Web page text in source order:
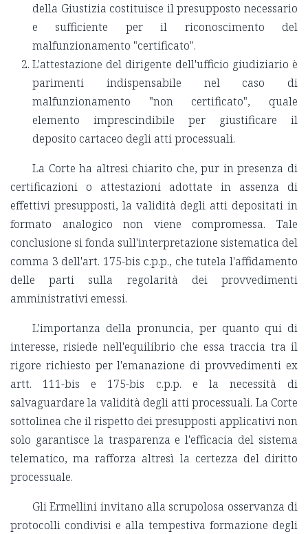
della Giustizia costituisce il presupposto necessario
e sufficiente per il riconoscimento del
malfunzionamento "certificato".
L'attestazione del dirigente dell'ufficio giudiziario è
parimenti indispensabile nel caso di
malfunzionamento "non certificato", quale
elemento imprescindibile per giustificare il
deposito cartaceo degli atti processuali.
La Corte ha altresì chiarito che, pur in presenza di
certificazioni o attestazioni adottate in assenza di
effettivi presupposti, la validità degli atti depositati in
formato analogico non viene compromessa. Tale
conclusione si fonda sull'interpretazione sistematica del
comma 3 dell'art. 175-bis c.p.p., che tutela l'affidamento
delle parti sulla regolarità dei provvedimenti
amministrativi emessi.
L'importanza della pronuncia, per quanto qui di
interesse, risiede nell'equilibrio che essa traccia tra il
rigore richiesto per l'emanazione di provvedimenti ex
artt. 111-bis e 175-bis c.p.p. e la necessità di
salvaguardare la validità degli atti processuali. La Corte
sottolinea che il rispetto dei presupposti applicativi non
solo garantisce la trasparenza e l'efficacia del sistema
telematico, ma rafforza altresì la certezza del diritto
processuale.
Gli Ermellini invitano alla scrupolosa osservanza di
protocolli condivisi e alla tempestiva formazione degli